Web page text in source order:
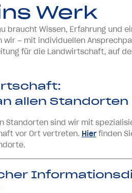
Werk
braucht Wissen, Erfahrung und
wir – mit individuellen
für die Landwirtschaft, auf
allen Standorten
Standorten sind wir mit
vor Ort vertreten. Hierfinden